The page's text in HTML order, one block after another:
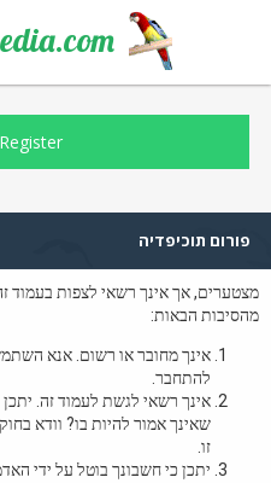
Register
פורום תוכיפדיה
מצטערים, אך אינך רשאי לצפות בעמוד
מהסיבות הבאות:
אינך מחובר או רשום. אנא
להתחבר.
אינך רשאי לגשת לעמוד זה.
שאינך אמור להיות בו? וודא
זו.
יתכן כי חשבונך בוטל על ידי